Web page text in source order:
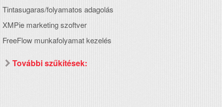
Tintasugaras/folyamatos adagolás
XMPie marketing szoftver
FreeFlow munkafolyamat kezelés
További szűkítések: